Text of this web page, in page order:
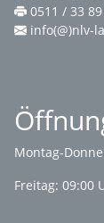
0511 / 33
info(@)nlv-
Montag-
Freitag: 09:00